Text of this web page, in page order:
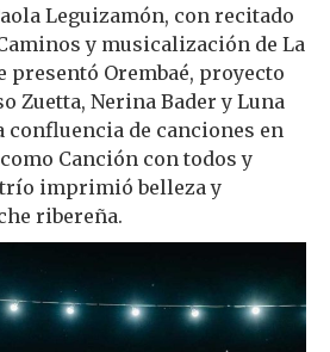
Leguizamón, con recitado
y musicalización de La
presentó Orembaé, proyecto
Zuetta, Nerina Bader y Luna
confluencia de canciones en
Canción con todos y
imprimió belleza y
ribereña.